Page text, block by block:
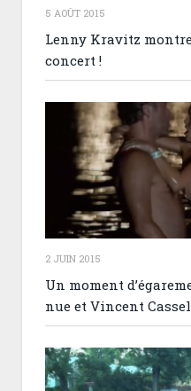
5 AOÛT 2015
Lenny Kravitz
concert !
2 JUIN 2015
Un moment
nue et Vincent